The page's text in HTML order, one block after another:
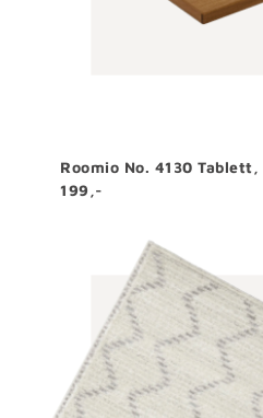
Roomio No. 4130 Tablett,
199,-